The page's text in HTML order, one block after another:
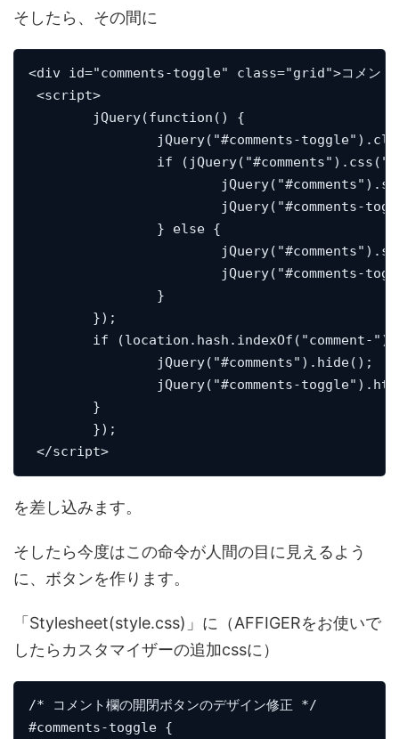
そしたら、その間に
<div id="comments-toggle" class="grid">コメント
<script>
</script>
を差し込みます。
そしたら今度はこの命令が人間の目に見えるよう
に、ボタンを作ります。
「Stylesheet(style.css)」に（AFFIGERをお使いで
したらカスタマイザーの追加cssに）
/* コメント欄の開閉ボタンのデザイン修正 */
#comments-toggle {